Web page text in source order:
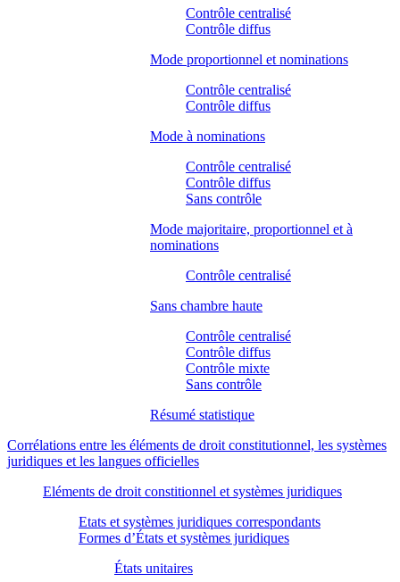
Contrôle centralisé
Contrôle diffus
Mode proportionnel et nominations
Contrôle centralisé
Contrôle diffus
Mode à nominations
Contrôle centralisé
Contrôle diffus
Sans contrôle
Mode majoritaire, proportionnel et à
nominations
Contrôle centralisé
Sans chambre haute
Contrôle centralisé
Contrôle diffus
Contrôle mixte
Sans contrôle
Résumé statistique
Corrélations entre les éléments de droit constitutionnel, les systèmes
juridiques et les langues officielles
Eléments de droit constitionnel et systèmes juridiques
Etats et systèmes juridiques correspondants
Formes d’États et systèmes juridiques
États unitaires